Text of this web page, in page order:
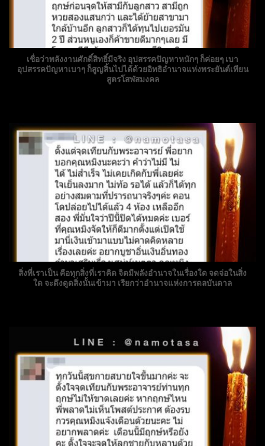
เชื่อว่าพลังงานศักดิ์สิทธิ์มีจริง อุปสรรคปัญหาหนักๆ ก็ค่อยๆ เบา
อุปสรรคปัญหาเบาๆ ก็สูญสิ้นไปได้ด้วยอิทธิอำนาจแห่งพระยันต์เทียน
สูตรโสฬสมงคล
สิ่งที่เราเป็น คือทุกสิ่งที่เราคิด จิตมีพลังอำนาจในเรื่องใด จดจ่อในสิ่ง
ใด จะดึงดูดสิ่งนั้นเข้ามา เรียกว่าอำนาจแห่งการดลบันดาล